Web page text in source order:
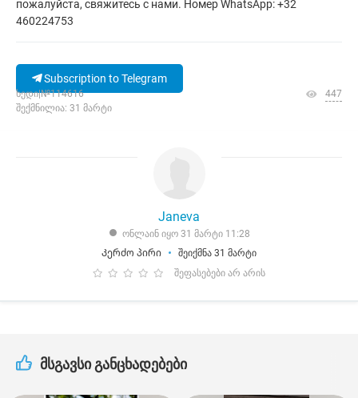
пожалуйста, свяжитесь с нами. Номер WhatsApp: +32
460224753
Subscription to Telegram
ხედი|№114616
შექმნილია: 31 მარტი
447
Janeva
ონლაინ იყო 31 მარტი 11:28
Კერძო პირი
შეიქმნა 31 მარტი
შეფასებები არ არის
მსგავსი განცხადებები